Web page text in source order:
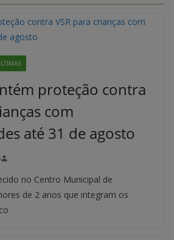
proteção contra
com
até 31 de agosto
no Centro Municipal de
de 2 anos que integram os